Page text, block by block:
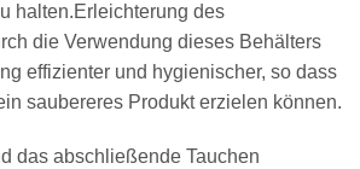
halten.Erleichterung des
die Verwendung dieses Behälters
effizienter und hygienischer, so dass
saubereres Produkt erzielen können.
das abschließende Tauchen